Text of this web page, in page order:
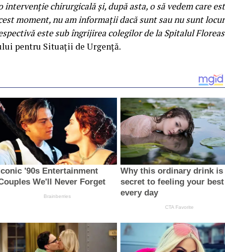
chirurgicală şi, după asta, o să vedem care
moment, nu am informaţii dacă sunt sau nu sunt
este sub îngrijirea colegilor de la Spitalul
pentru Situaţii de Urgenţă.